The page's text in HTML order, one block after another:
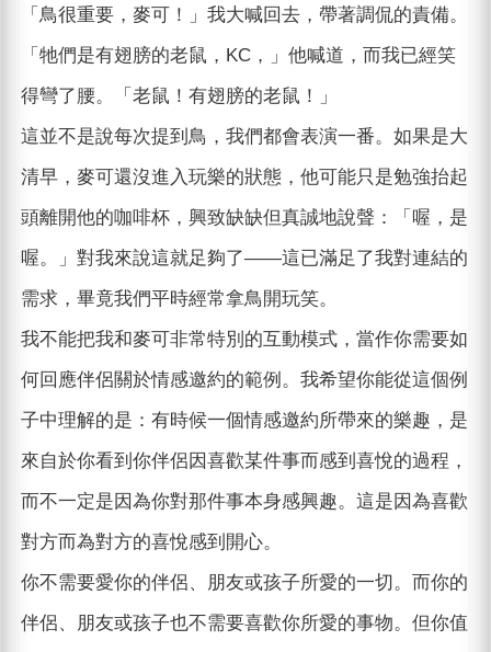
「鳥很重要，麥可！」我大喊回去，帶著調侃的責備。
「牠們是有翅膀的老鼠，KC，」他喊道，而我已經笑
得彎了腰。「老鼠！有翅膀的老鼠！」
這並不是說每次提到鳥，我們都會表演一番。如果是大
清早，麥可還沒進入玩樂的狀態，他可能只是勉強抬起
頭離開他的咖啡杯，興致缺缺但真誠地說聲：「喔，是
喔。」對我來說這就足夠了——這已滿足了我對連結的
需求，畢竟我們平時經常拿鳥開玩笑。
我不能把我和麥可非常特別的互動模式，當作你需要如
何回應伴侶關於情感邀約的範例。我希望你能從這個例
子中理解的是：有時候一個情感邀約所帶來的樂趣，是
來自於你看到你伴侶因喜歡某件事而感到喜悅的過程，
而不一定是因為你對那件事本身感興趣。這是因為喜歡
對方而為對方的喜悅感到開心。
你不需要愛你的伴侶、朋友或孩子所愛的一切。而你的
伴侶、朋友或孩子也不需要喜歡你所愛的事物。但你值